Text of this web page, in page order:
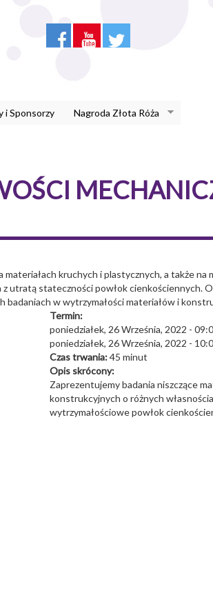
i Sponsorzy Nagroda Złota Róża
materiałach kruchych i plastycznych, a także
z utratą stateczności powłok cienkościennych.
w wytrzymałości materiałów i
Termin:
poniedziałek, 26 Września, 2022 -
poniedziałek, 26 Września, 2022 -
Czas trwania:45 minut
Opis skrócony:
Zaprezentujemy badania niszczące
konstrukcyjnych o różnych
wytrzymałościowe powłok